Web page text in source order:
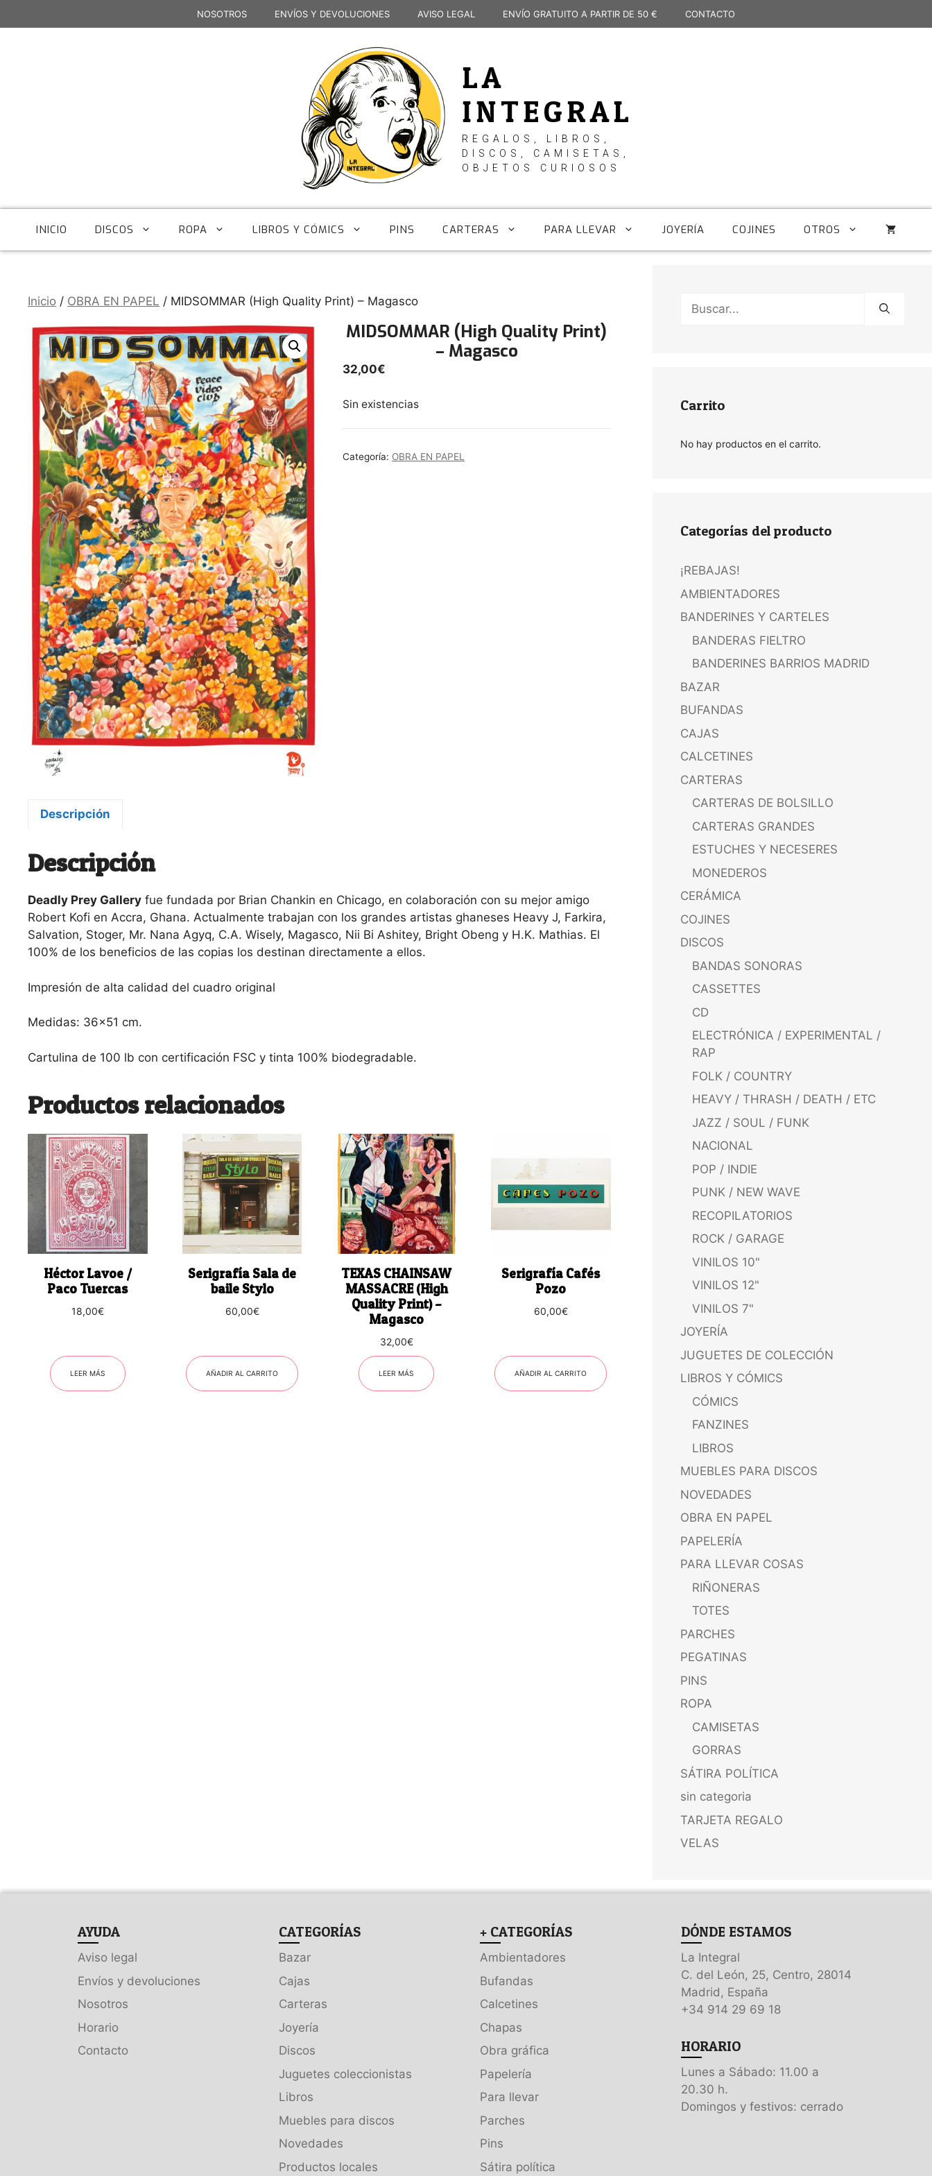
al
NOSOTROS ENVÍOS Y DEVOLUCIONES AVISO LEGAL ENVÍO GRATUITO A PARTIR DE 50 € CONTACTO
LA
INTEGRAL
REGALOS, LIBROS,
DISCOS, CAMISETAS,
OBJETOS CURIOSOS
INICIO DISCOS ROPA LIBROS Y CÓMICS PINS CARTERAS PARA LLEVAR JOYERÍA COJINES OTROS
Inicio / OBRA EN PAPEL / MIDSOMMAR (High Quality Print) – Magasco
MIDSOMMAR (High Quality Print)
– Magasco
32,00€
Sin existencias
Categoría: OBRA EN PAPEL
Descripción
Descripción
Deadly Prey Gallery fue fundada por Brian Chankin en Chicago, en colaboración con su mejor amigo
Robert Kofi en Accra, Ghana. Actualmente trabajan con los grandes artistas ghaneses Heavy J, Farkira,
Salvation, Stoger, Mr. Nana Agyq, C.A. Wisely, Magasco, Nii Bi Ashitey, Bright Obeng y H.K. Mathias. El
100% de los beneficios de las copias los destinan directamente a ellos.
Impresión de alta calidad del cuadro original
Medidas: 36×51 cm.
Cartulina de 100 lb con certificación FSC y tinta 100% biodegradable.
Productos relacionados
Héctor Lavoe /
Paco Tuercas
18,00€
LEER MÁS
Serigrafía Sala de
baile Stylo
60,00€
AÑADIR AL CARRITO
TEXAS CHAINSAW
MASSACRE (High
Quality Print) –
Magasco
32,00€
LEER MÁS
Serigrafía Cafés
Pozo
60,00€
AÑADIR AL CARRITO
Buscar:
Carrito
No hay productos en el carrito.
Categorías del producto
¡REBAJAS!
AMBIENTADORES
BANDERINES Y CARTELES
BANDERAS FIELTRO
BANDERINES BARRIOS MADRID
BAZAR
BUFANDAS
CAJAS
CALCETINES
CARTERAS
CARTERAS DE BOLSILLO
CARTERAS GRANDES
ESTUCHES Y NECESERES
MONEDEROS
CERÁMICA
COJINES
DISCOS
BANDAS SONORAS
CASSETTES
CD
ELECTRÓNICA / EXPERIMENTAL /
RAP
FOLK / COUNTRY
HEAVY / THRASH / DEATH / ETC
JAZZ / SOUL / FUNK
NACIONAL
POP / INDIE
PUNK / NEW WAVE
RECOPILATORIOS
ROCK / GARAGE
VINILOS 10"
VINILOS 12"
VINILOS 7"
JOYERÍA
JUGUETES DE COLECCIÓN
LIBROS Y CÓMICS
CÓMICS
FANZINES
LIBROS
MUEBLES PARA DISCOS
NOVEDADES
OBRA EN PAPEL
PAPELERÍA
PARA LLEVAR COSAS
RIÑONERAS
TOTES
PARCHES
PEGATINAS
PINS
ROPA
CAMISETAS
GORRAS
SÁTIRA POLÍTICA
sin categoria
TARJETA REGALO
VELAS
AYUDA
Aviso legal
Envíos y devoluciones
Nosotros
Horario
Contacto
CATEGORÍAS
Bazar
Cajas
Carteras
Joyería
Discos
Juguetes coleccionistas
Libros
Muebles para discos
Novedades
Productos locales
+ CATEGORÍAS
Ambientadores
Bufandas
Calcetines
Chapas
Obra gráfica
Papelería
Para llevar
Parches
Pins
Sátira política
DÓNDE ESTAMOS
La Integral
C. del León, 25, Centro, 28014
Madrid, España
+34 914 29 69 18
HORARIO
Lunes a Sábado: 11.00 a
20.30 h.
Domingos y festivos: cerrado